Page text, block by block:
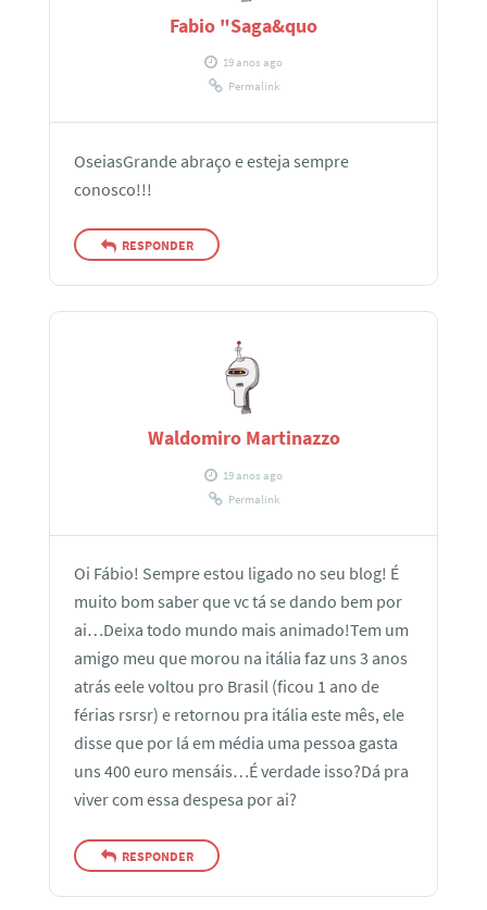
Fabio "Saga&quo
19 anos ago
Permalink
OseiasGrande abraço e esteja sempre
conosco!!!
RESPONDER
Waldomiro Martinazzo
19 anos ago
Permalink
Oi Fábio! Sempre estou ligado no seu blog! É
muito bom saber que vc tá se dando bem por
ai…Deixa todo mundo mais animado!Tem um
amigo meu que morou na itália faz uns 3 anos
atrás eele voltou pro Brasil (ficou 1 ano de
férias rsrsr) e retornou pra itália este mês, ele
disse que por lá em média uma pessoa gasta
uns 400 euro mensáis…É verdade isso?Dá pra
viver com essa despesa por ai?
RESPONDER